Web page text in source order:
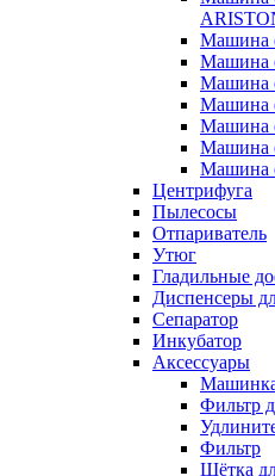
Машина
Машина
Машина
Машина
Машина
Машина
Машина
Центрифуга
Пылесосы
Отпариватель
Утюг
Гладильные
Диспенсеры
Сепаратор
Инкубатор
Аксессуары
Машинка
Фильтр
Фильтр
Шётка